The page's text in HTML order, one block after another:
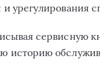
и урегулирования
сервисную
историю